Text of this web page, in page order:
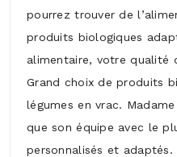
pourrez trouver de
produits biologiques
alimentaire, votre qualité
Grand choix de produits
légumes en vrac.
que son équipe avec le
personnalisés et adaptés.